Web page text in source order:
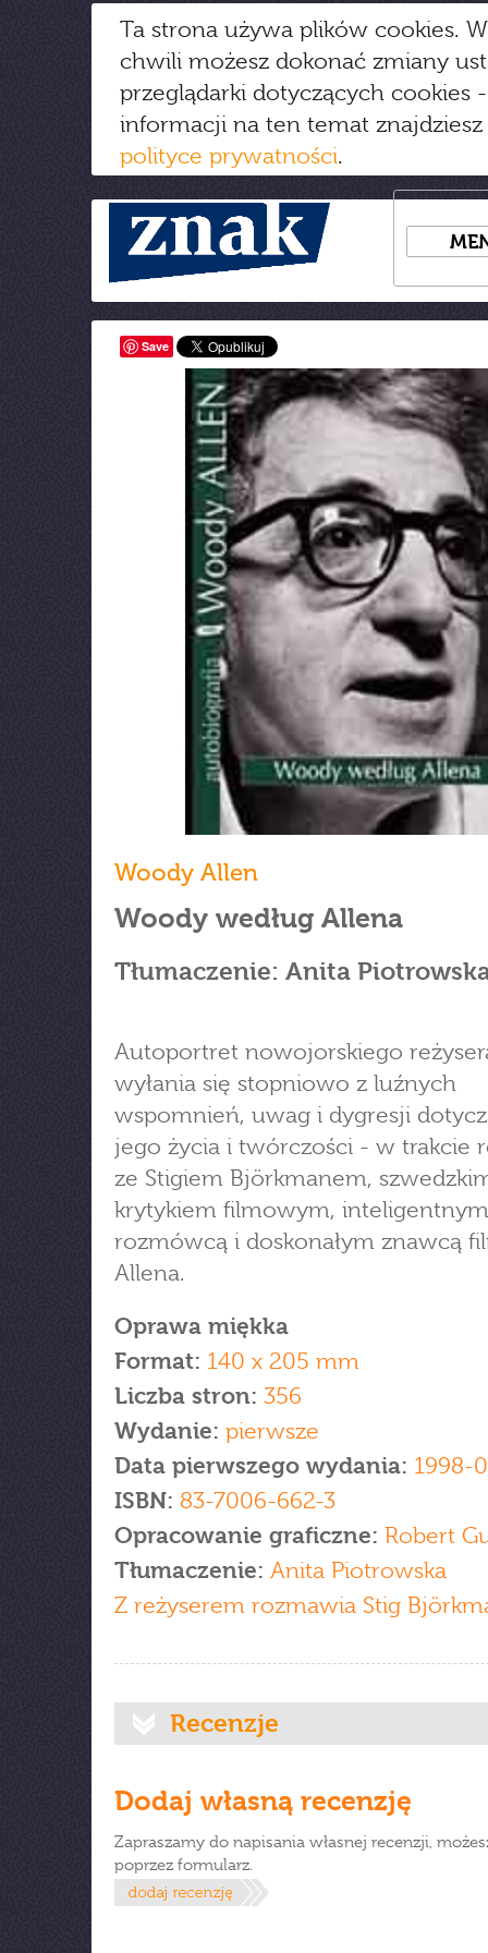
Ta strona używa plików cookies.
chwili możesz dokonać zmiany
przeglądarki dotyczących cookies
informacji na ten temat
polityce prywatności.
Save
Woody Allen
Woody według Allena
Tłumaczenie: Anita
Autoportret nowojorskiego
wyłania się stopniowo z luźnych
wspomnień, uwag i dygresji
jego życia i twórczości - w trakcie
ze Stigiem Björkmanem,
krytykiem filmowym, inteligentnym
rozmówcą i doskonałym znawcą
Allena.
Oprawa miękka
Format: 140 x 205 mm
Liczba stron: 356
Wydanie: pierwsze
Data pierwszego wydania: 1998-
ISBN: 83-7006-662-3
Opracowanie graficzne: Robert
Tłumaczenie: Anita Piotrowska
Z reżyserem rozmawia Stig
Recenzje
Dodaj własną recenzję
Zapraszamy do napisania własnej recenzji,
poprzez formularz.